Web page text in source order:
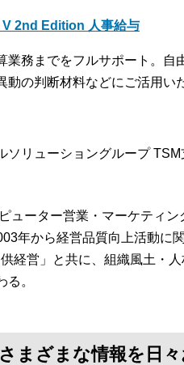
2nd Edition 人事給与
業務までをフルサポート。
の判断材料などにご活用い
リューショングループ TSM
ューター営業・マーケティ
年から経営品質向上活動に
経営」と共に、組織風土・
る。
まざまな情報を日々